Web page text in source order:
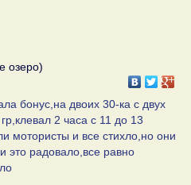
озеро)
бонус,на двоих 30-ка с двух
2 часа с 11 до 13
мотористы и все стихло,но они
это радовало,все равно